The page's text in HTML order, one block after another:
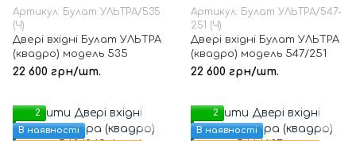
Артикул: Булат УЛЬТРА/535
(Ч)
Двері вхідні Булат УЛЬТРА
(квадро) модель 535
22 600 грн/шт.
Артикул: Булат УЛЬТРА/547-
251 (Ч)
Двері вхідні Булат УЛЬТРА
(квадро) модель 547/251
22 600 грн/шт.
2
В наявності
2
В наявності